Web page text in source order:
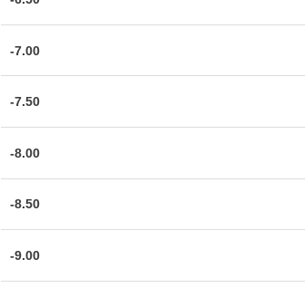
-7.00
-7.50
-8.00
-8.50
-9.00